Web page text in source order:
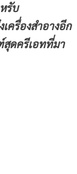
รับ
ครื่องสำอางอีก
สุดครีเอทที่มา